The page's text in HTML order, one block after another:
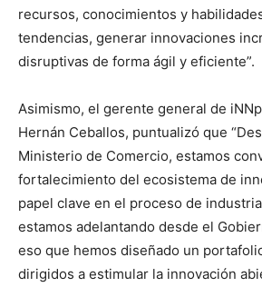
recursos, conocimientos y
tendencias, generar innovaciones
disruptivas de forma ágil y eficiente”.
Asimismo, el gerente general de
Hernán Ceballos, puntualizó que
Ministerio de Comercio, estamos
fortalecimiento del ecosistema de
papel clave en el proceso de
estamos adelantando desde el
eso que hemos diseñado un
dirigidos a estimular la innovación